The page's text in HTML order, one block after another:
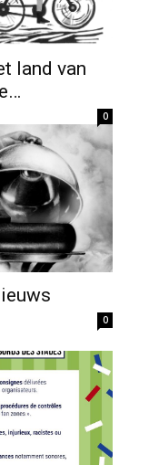
land van
0
0